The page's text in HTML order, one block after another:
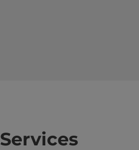
Services